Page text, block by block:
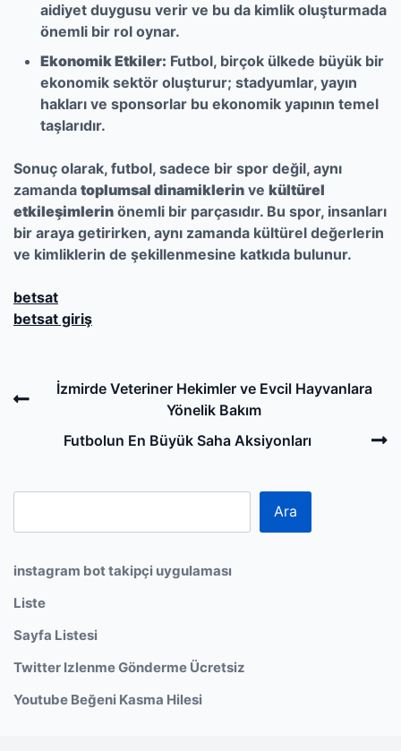
aidiyet duygusu verir ve bu da kimlik oluşturmada
önemli bir rol oynar.
Ekonomik Etkiler: Futbol, birçok ülkede büyük bir
ekonomik sektör oluşturur; stadyumlar, yayın
hakları ve sponsorlar bu ekonomik yapının temel
taşlarıdır.
Sonuç olarak, futbol, sadece bir spor değil, aynı
zamanda toplumsal dinamiklerin ve kültürel
etkileşimlerin önemli bir parçasıdır. Bu spor, insanları
bir araya getirirken, aynı zamanda kültürel değerlerin
ve kimliklerin de şekillenmesine katkıda bulunur.
betsat
betsat giriş
Previousİzmirde Veteriner Hekimler ve Evcil Hayvanlara
Yönelik Bakım
Futbolun En Büyük Saha Aksiyonları
Ara
instagram bot takipçi uygulaması
Liste
Sayfa Listesi
Twitter Izlenme Gönderme Ücretsiz
Youtube Beğeni Kasma Hilesi